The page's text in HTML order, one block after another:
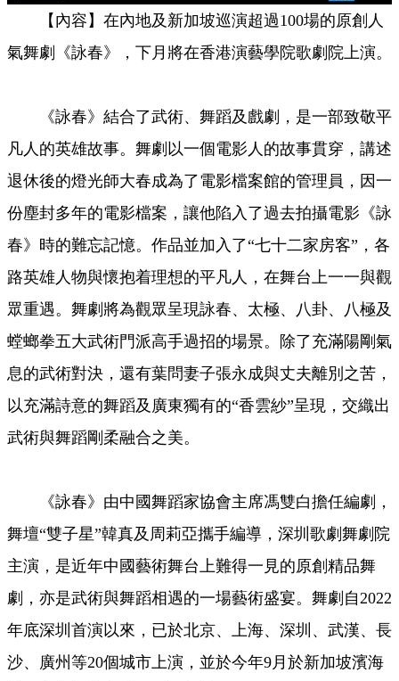
Video
【內容】在內地及新加坡巡演超過100場的原創人
氣舞劇《詠春》，下月將在香港演藝學院歌劇院上演。
《詠春》結合了武術、舞蹈及戲劇，是一部致敬平
凡人的英雄故事。舞劇以一個電影人的故事貫穿，講述
退休後的燈光師大春成為了電影檔案館的管理員，因一
份塵封多年的電影檔案，讓他陷入了過去拍攝電影《詠
春》時的難忘記憶。作品並加入了“七十二家房客”，各
路英雄人物與懷抱着理想的平凡人，在舞台上一一與觀
眾重遇。舞劇將為觀眾呈現詠春、太極、八卦、八極及
螳螂拳五大武術門派高手過招的場景。除了充滿陽剛氣
息的武術對決，還有葉問妻子張永成與丈夫離別之苦，
以充滿詩意的舞蹈及廣東獨有的“香雲紗”呈現，交織出
武術與舞蹈剛柔融合之美。
《詠春》由中國舞蹈家協會主席馮雙白擔任編劇，
舞壇“雙子星”韓真及周莉亞攜手編導，深圳歌劇舞劇院
主演，是近年中國藝術舞台上難得一見的原創精品舞
劇，亦是武術與舞蹈相遇的一場藝術盛宴。舞劇自2022
年底深圳首演以來，已於北京、上海、深圳、武漢、長
沙、廣州等20個城市上演，並於今年9月於新加坡濱海